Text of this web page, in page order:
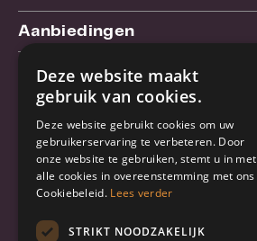
Aanbiedingen
Blog
Klantenservice
Bestel- en
verzendinformatie
Garantie en reparatie
Deze website maakt
gebruik van cookies.
Deze website gebruikt cookies om uw
gebruikerservaring te verbeteren. Door
onze website te gebruiken, stemt u in met
alle cookies in overeenstemming met ons
Cookiebeleid. Lees verder
STRIKT NOODZAKELIJK